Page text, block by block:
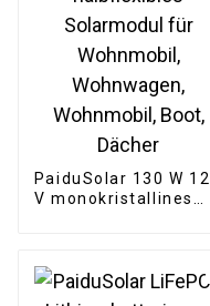
PaiduSolar 130 W 12
V monokristallines
Wohnwagen,
Wohnmobil, Boot,